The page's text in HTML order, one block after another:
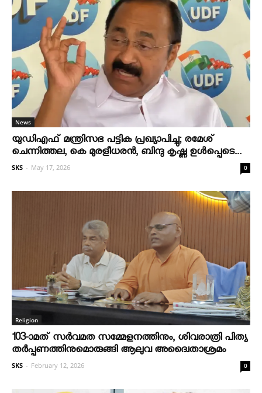
News
യുഡിഎഫ് മന്ത്രിസഭ പട്ടിക പ്രഖ്യാപിച്ചു; രമേശ്
ചെന്നിത്തല, കെ മുരളീധരന്‍, ബിന്ദു കൃഷ്ണ ഉള്‍പ്പെടെ...
SKS - May 17, 2026 0
Religion
103-ാമത് സർവമത സമ്മേളനത്തിനും, ശിവരാത്രി പിത്യ
തർപ്പണത്തിനുമൊരുങ്ങി ആലുവ അദ്വൈതാശ്രമം
SKS - February 12, 2026 0